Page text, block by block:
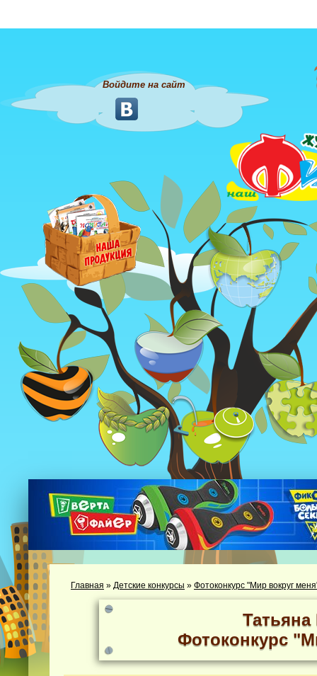
Войдите на сайт
Главная » Детские конкурсы » Фотоконкурс "Мир вокруг
Фотоконкурс